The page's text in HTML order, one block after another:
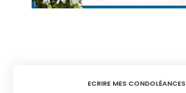
ECRIRE MES CONDOLÉANCES